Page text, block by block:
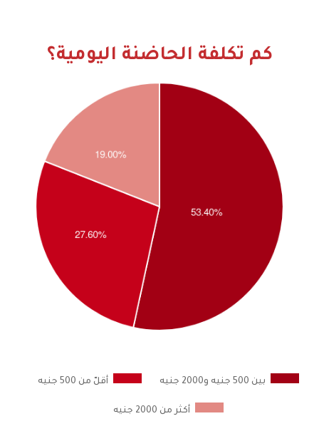
كم تكلفة الحاضنة اليومية؟
بين 500 جنيه و2000 جنيه أقلّ من 500 جنيه
أكثر من 2000 جنيه